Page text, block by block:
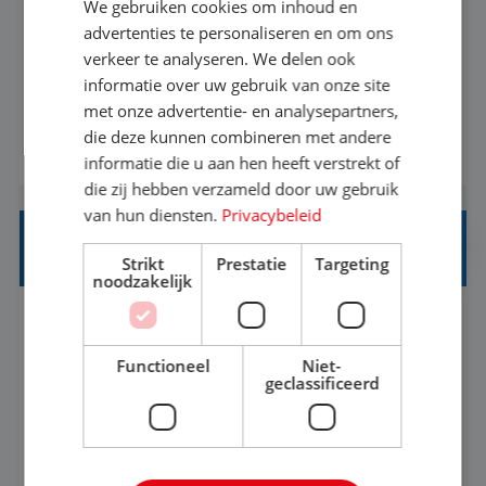
Met jouw ervaring in de reisbranche of
achtergrond in toerisme ben je klaar voor de
volgende stap. Vanaf je stoel reis je de hele
wereld over en speel je moeiteloos in op de
wensen van je team, je klant en wat er in de
reiswereld gebeurt. Met je enthousiasme weet je
klanten te overtuigen om die droomreis te
boeken! ...
BEKIJK VACATURE
REISADVISEUR ALLROUND
Aalsmeer, Noord-Holland, Nederland
33-36 uur
MBO
Een vakantie plannen is het leukste dat er is. Of
het nu voor jezelf is, of voor een ander: jij vindt
We gebruiken cookies om inhoud en
advertenties te personaliseren en om ons
verkeer te analyseren. We delen ook
informatie over uw gebruik van onze site
met onze advertentie- en analysepartners,
die deze kunnen combineren met andere
informatie die u aan hen heeft verstrekt of
die zij hebben verzameld door uw gebruik
van hun diensten. Privacybeleid
Strikt
noodzakelijk
Prestatie Targeting
Functioneel
Niet-
geclassificeerd